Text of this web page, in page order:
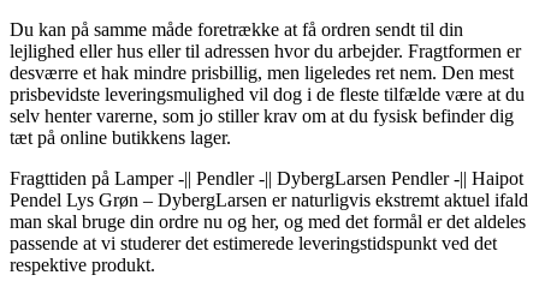
Du kan på samme måde foretrække at få ordren sendt til din
lejlighed eller hus eller til adressen hvor du arbejder. Fragtformen er
desværre et hak mindre prisbillig, men ligeledes ret nem. Den mest
prisbevidste leveringsmulighed vil dog i de fleste tilfælde være at du
selv henter varerne, som jo stiller krav om at du fysisk befinder dig
tæt på online butikkens lager.
Fragttiden på Lamper -|| Pendler -|| DybergLarsen Pendler -|| Haipot
Pendel Lys Grøn – DybergLarsen er naturligvis ekstremt aktuel ifald
man skal bruge din ordre nu og her, og med det formål er det aldeles
passende at vi studerer det estimerede leveringstidspunkt ved det
respektive produkt.